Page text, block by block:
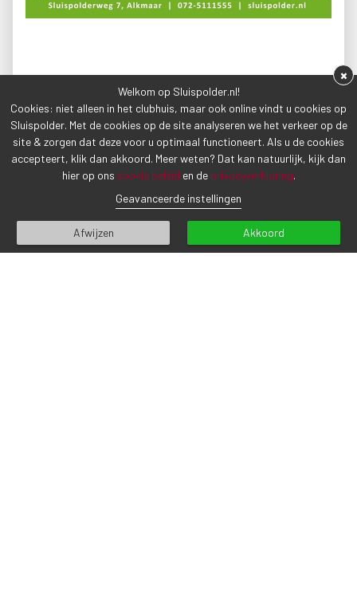
Welkom op Sluispolder.nl!
Cookies: niet alleen in het clubhuis, maar ook online vindt u cookies op
Sluispolder. Met de cookies op de site analyseren we het verkeer op de
site & zorgen dat deze voor u optimaal functioneert. Als u de cookies
accepteert, klik dan akkoord. Meer weten? Dat kan natuurlijk, kijk dan
hier op ons cookie beleid en de privacyverklaring.
Geavanceerde instellingen
Afwijzen Akkoord
×